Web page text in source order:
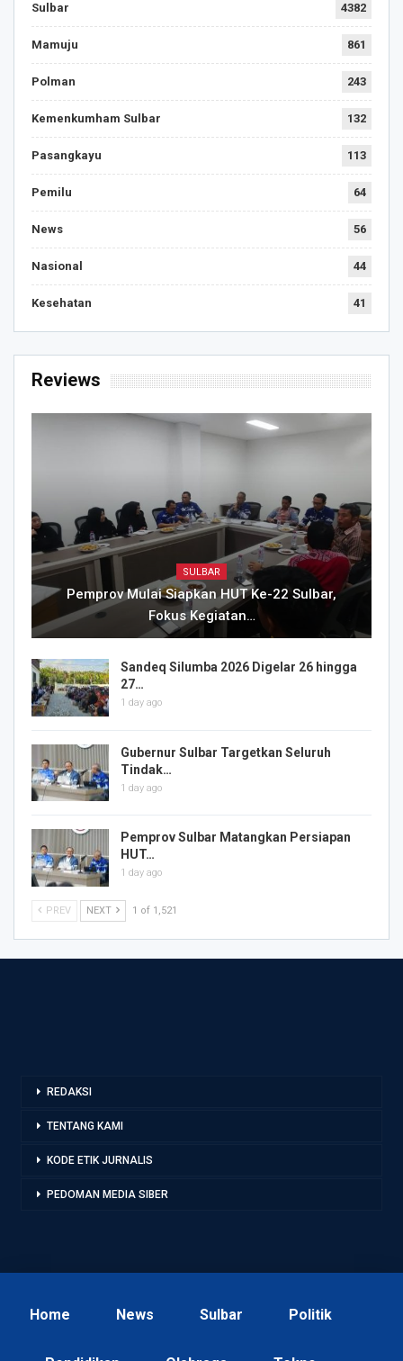
Sulbar 4382
Mamuju 861
Polman 243
Kemenkumham Sulbar 132
Pasangkayu 113
Pemilu 64
News 56
Nasional 44
Kesehatan 41
Reviews
SULBAR
Pemprov Mulai Siapkan HUT Ke-22 Sulbar,
Fokus Kegiatan…
Sandeq Silumba 2026 Digelar 26 hingga
27…
1 day ago
Gubernur Sulbar Targetkan Seluruh
Tindak…
1 day ago
Pemprov Sulbar Matangkan Persiapan
HUT…
1 day ago
PREV NEXT 1 of 1,521
REDAKSI
TENTANG KAMI
KODE ETIK JURNALIS
PEDOMAN MEDIA SIBER
Home News Sulbar Politik